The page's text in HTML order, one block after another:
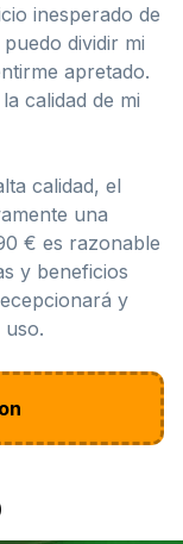
inesperado de
dividir mi
apretado.
calidad de mi
calidad, el
una
€ es razonable
y beneficios
y
uso.